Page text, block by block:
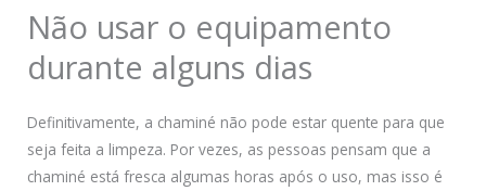
Não usar o equipamento
durante alguns dias
Definitivamente, a chaminé não pode estar quente para que
seja feita a limpeza. Por vezes, as pessoas pensam que a
chaminé está fresca algumas horas após o uso, mas isso é